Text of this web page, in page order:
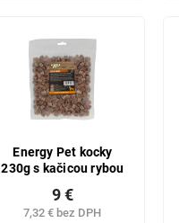
Energy Pet kocky
230g s kačicou rybou
7,32 € bez DPH
9 €